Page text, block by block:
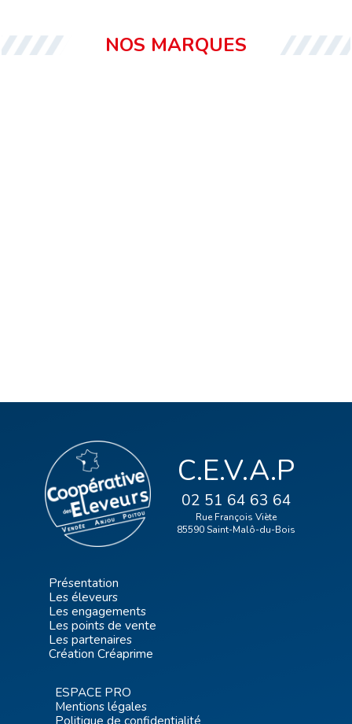
NOS MARQUES
C.E.V.A.P
02 51 64 63 64
Rue François Viète
85590 Saint-Malô-du-Bois
Présentation
Les éleveurs
Les engagements
Les points de vente
Les partenaires
Création Créaprime
ESPACE PRO
Mentions légales
Politique de confidentialité